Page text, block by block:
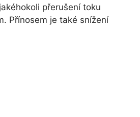
přerušení toku
Přínosem je také snížení